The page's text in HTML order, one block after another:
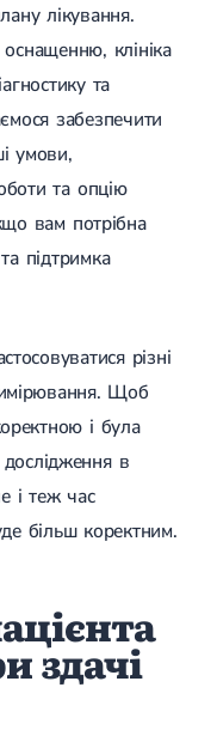
лікування.
клініка
та
забезпечити
умови,
та опцію
вам потрібна
підтримка
різні
Щоб
і була
дослідження в
і теж час
більш коректним.
здачі